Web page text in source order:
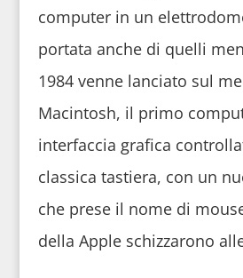
computer in un
portata anche di quelli
1984 venne lanciato sul
Macintosh, il primo
interfaccia grafica
classica tastiera, con un
che prese il nome di
della Apple schizzarono